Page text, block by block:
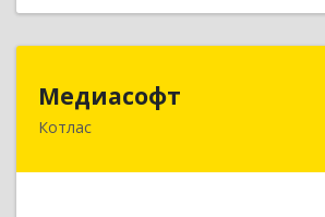
Медиасофт
Котлас